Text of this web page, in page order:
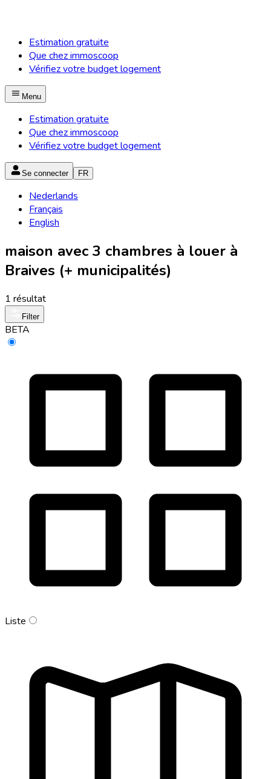
Estimation gratuite
Que chez immoscoop
Vérifiez votre budget logement
Menu
Estimation gratuite
Que chez immoscoop
Vérifiez votre budget logement
Se connecter FR
Nederlands
Français
English
maison avec 3 chambres à louer à
Braives (+ municipalités)
1 résultat
Filter
BETA
Liste